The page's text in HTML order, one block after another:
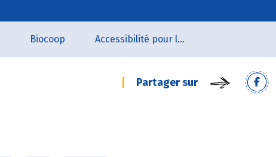
Biocoop Accessibilité pour les personnes en situation de handicap
Partager sur